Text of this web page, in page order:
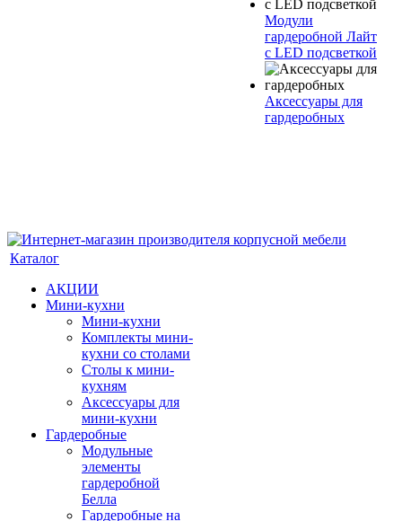
Модули
гардеробной Лайт
с LED подсветкой
Аксессуары для
гардеробных
Каталог
АКЦИИ
Мини-кухни
Мини-кухни
Комплекты мини-
кухни со столами
Столы к мини-
кухням
Аксессуары для
мини-кухни
Гардеробные
Модульные
элементы
гардеробной
Белла
Гардеробные на